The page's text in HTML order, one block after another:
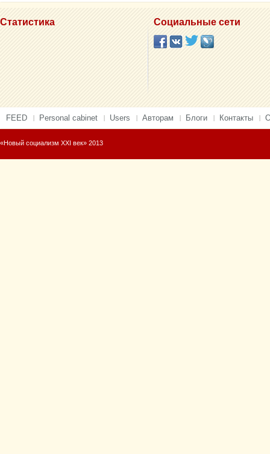
Статистика Социальные сети
FEED Personal cabinet Users Авторам Блоги Контакты
«Новый социализм XXI век» 2013